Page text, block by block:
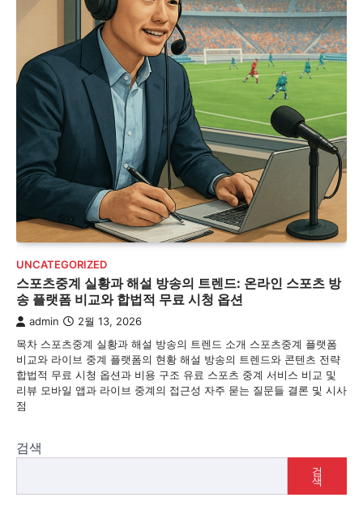
UNCATEGORIZED
스포츠중계 실황과 해설 방송의 트렌드: 온라인 스포츠 방
송 플랫폼 비교와 합법적 무료 시청 옵션
admin 2월 13, 2026
목차 스포츠중계 실황과 해설 방송의 트렌드 소개 스포츠중계 플랫폼
비교와 라이브 중계 플랫폼의 현황 해설 방송의 트렌드와 콘텐츠 전략
합법적 무료 시청 옵션과 비용 구조 유료 스포츠 중계 서비스 비교 및
리뷰 모바일 앱과 라이브 중계의 접근성 자주 묻는 질문들 결론 및 시사
점
검색
검
색